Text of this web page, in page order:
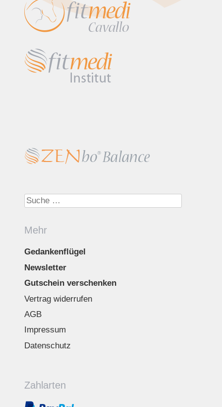
Suche nach:
Mehr
Gedankenflügel
Newsletter
Gutschein verschenken
Vertrag widerrufen
AGB
Impressum
Datenschutz
Zahlarten